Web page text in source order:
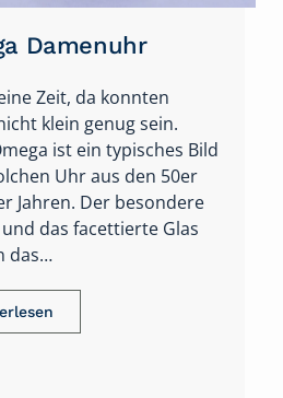
geflochtenen
einen angenehm
Touch hat und bequem
liegt. Eine besondere…